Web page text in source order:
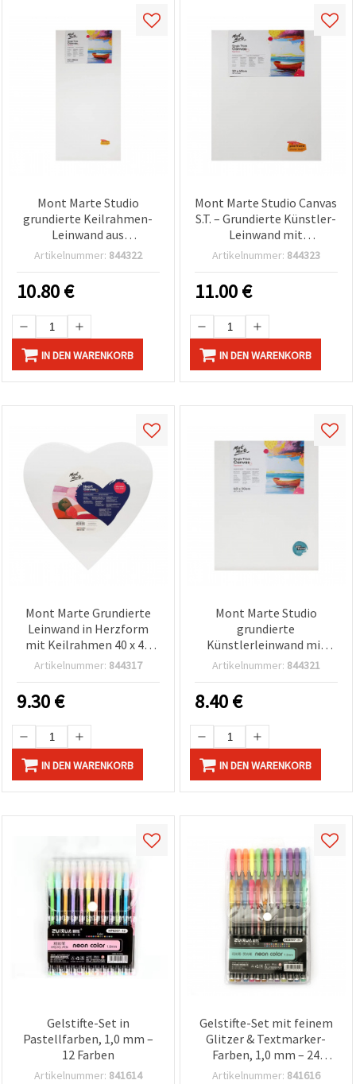
Mont Marte Studio
grundierte Keilrahmen-
Leinwand aus
Kiefernholz, S.T., 40 x 80
Artikelnummer: 844322
10.80€
IN DEN WARENKORB
Mont Marte Studio Canvas
S.T. – Grundierte Künstler-
Leinwand mit
Kiefernholz-Keilrahmen,
Artikelnummer: 844323
11.00€
IN DEN WARENKORB
Mont Marte Grundierte
Leinwand in Herzform
mit Keilrahmen 40 x 40
cm
Artikelnummer: 844317
9.30€
IN DEN WARENKORB
Mont Marte Studio
grundierte
Künstlerleinwand mit
Kiefernholz-Keilrahmen
Artikelnummer: 844321
8.40€
IN DEN WARENKORB
Gelstifte-Set in
Pastellfarben, 1,0 mm –
12 Farben
Artikelnummer: 841614
Gelstifte-Set mit feinem
Glitzer & Textmarker-
Farben, 1,0 mm – 24
Farben, sortiert – für
Artikelnummer: 841616